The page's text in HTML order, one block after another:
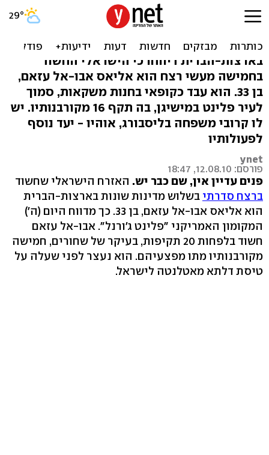
החשוד ברצח הסדרתי: אליאס
אבו-אל עזאם
בארצות-הברית דיווחו כי הישראלי החשוד
בחמישה מעשי רצח הוא אליאס אבו-אל עזאם,
בן 33. הוא עבד כקופאי בחנות משקאות, סמוך
לעיר פלינט במישיגן, בה תקף 16 מקורבנותיו. יש
לו קרובי משפחה בליסבורג, אוהיו - יעד נוסף
לפעולותיו
ynet
פורסם: 12.08.10, 18:47
פנים עדיין אין, שם כבר יש. האזרח הישראלי שחשוד
ברצח סדרתי בשלוש מדינות שונות בארצות-הברית
הוא אליאס אבו-אל עזאם, בן 33. כך מדווח היום (ה')
המקומון האמריקני "פלינט ג'ורנל". אבו-אל עזאם
חשוד בלפחות 20 תקיפות, בעיקר של שחורים, חמישה
מקורבנותיו מתו מפצעיהם. הוא נעצר לפני שעלה על
טיסת דלתא מאטלנטה לישראל.